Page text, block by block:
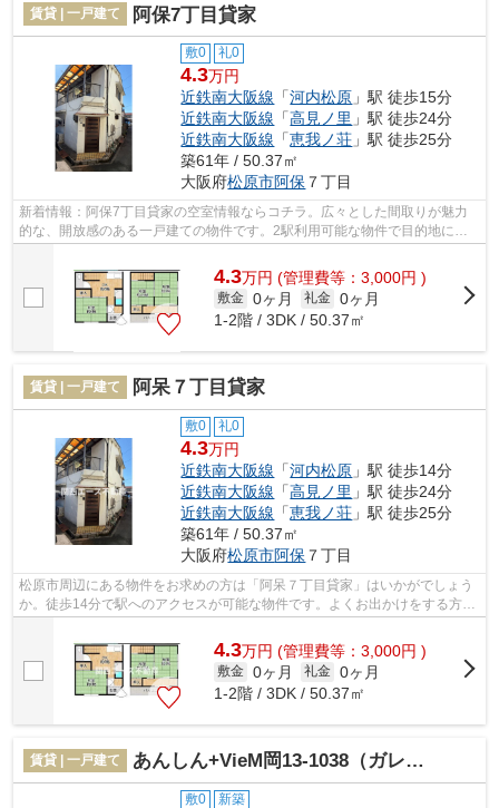
賃貸 | 一戸建て 阿保7丁目貸家
敷0 礼0
4.3万円
近鉄南大阪線 「河内松原 」駅 徒歩15分
近鉄南大阪線 「高見ノ里 」駅 徒歩24分
近鉄南大阪線 「恵我ノ荘 」駅 徒歩25分
築61年 / 50.37㎡
大阪府松原市阿保 ７丁目
新着情報：阿保7丁目貸家の空室情報ならコチラ。広々とした間取りが魅力
的な、開放感のある一戸建ての物件です。2駅利用可能な物件で目的地に応
4.3万円 (管理費等：3,000円 )
敷金 0ヶ月 礼金 0ヶ月
1-2階 / 3DK / 50.37㎡
賃貸 | 一戸建て 阿呆７丁目貸家
敷0 礼0
4.3万円
近鉄南大阪線 「河内松原 」駅 徒歩14分
近鉄南大阪線 「高見ノ里 」駅 徒歩24分
近鉄南大阪線 「恵我ノ荘 」駅 徒歩25分
築61年 / 50.37㎡
大阪府松原市阿保 ７丁目
松原市周辺にある物件をお求めの方は「阿呆７丁目貸家」はいかがでしょう
か。徒歩14分で駅へのアクセスが可能な物件です。よくお出かけをする方に
4.3万円 (管理費等：3,000円 )
敷金 0ヶ月 礼金 0ヶ月
1-2階 / 3DK / 50.37㎡
賃貸 | 一戸建て あんしん+VieM岡13-1038（ガレージハウス）
敷0 新築